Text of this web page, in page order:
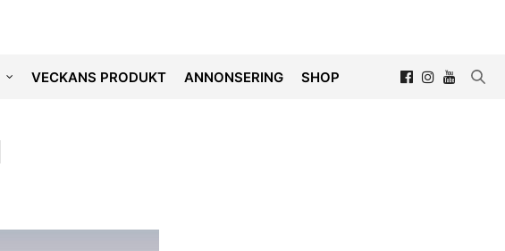
VECKANS PRODUKT ANNONSERING SHOP